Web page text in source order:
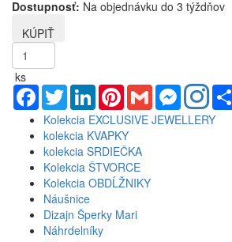
Dostupnosť: Na objednávku do 3 týždňov
ks
Facebook
TwitterLinkedInPinterestGmail Messenger
Kolekcia EXCLUSIVE JEWELLERY
kolekcia KVAPKY
kolekcia SRDIEČKA
Kolekcia ŠTVORCE
Kolekcia OBDĹŽNIKY
Náušnice
Dizajn Šperky Mari
Náhrdelníky